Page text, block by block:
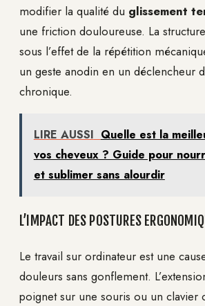
modifier la qualité du glissement
une friction douloureuse. La
sous l’effet de la répétition
un geste anodin en un déclencheur
chronique.
LIRE AUSSI Quelle est la
vos cheveux ? Guide pour
et sublimer sans alourdir
L’IMPACT DES POSTURES
Le travail sur ordinateur est une
douleurs sans gonflement.
poignet sur une souris ou un clavier